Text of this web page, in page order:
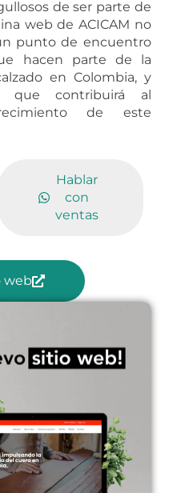
de ser parte de
web de ACICAM no
punto de encuentro
hacen parte de la
en Colombia, y
que contribuirá al
de este
Hablar
con
ventas
web